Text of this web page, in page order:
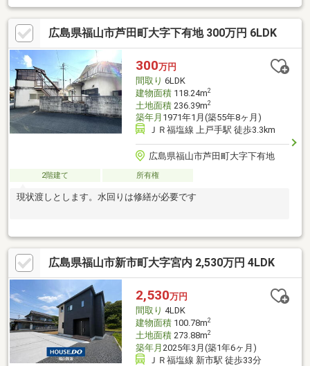
置。客間や寝室、くつろぎスペースとして便利です。・全居室6帖
以上を確保し、プライベート空間もゆったり。・各居室にクロー
ゼットを備え、収納力が充実！・玄関収納や階段下収納など、住
まいをすっきり保てる収納スペースを確保。・駐車スペースや庭
の活用次第で、子育て世帯にも魅力的なお家です。☆ 周辺環
境 ☆・タカオ福山動物園まで車で約3分・福相小学校まで徒歩
20分・芦田中学校まで徒歩28分
広島県福山市芦田町大字下有地 300万円 6LDK
300万円
間取り 6LDK
建物面積118.24m2
土地面積236.39m2
築年月 1971年1月(築55年8ヶ月)
ＪＲ福塩線 上戸手駅 徒歩3.3km
広島県福山市芦田町大字下有地
2階建て 所有権
現状渡しとします。水回りは修繕が必要です
広島県福山市新市町大字宮内 2,530万円 4LDK
2,530万円
間取り 4LDK
建物面積100.78m2
土地面積273.88m2
築年月 2025年3月(築1年6ヶ月)
ＪＲ福塩線 新市駅 徒歩33分